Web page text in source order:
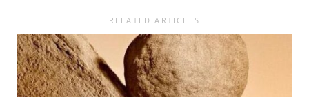
RELATED ARTICLES